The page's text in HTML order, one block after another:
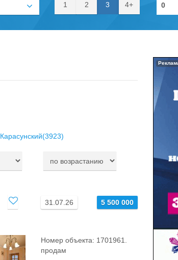
1 2 3 4+
Карасунский(3923)
31.07.26 5 500 000
Номер объекта: 1701961.
продам